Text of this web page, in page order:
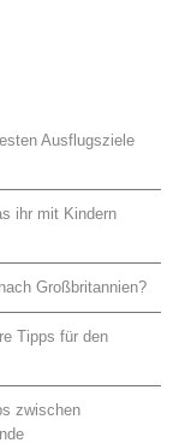
Ausflugsziele
ihr mit Kindern
Großbritannien?
Tipps für den
zwischen